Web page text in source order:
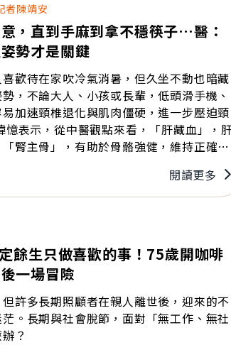
者陳靖安
，直到手麻到拿不穩筷子…醫：
勢才是關鍵
歡待在家吹冷氣消暑，但久坐不動也暗藏
，不論大人、小孩或長輩，低頭滑手機、
加速頸椎退化與肌肉僵硬，進一步壓迫頸
腎主骨」，有助於骨骼強健，維持正確姿
運行不暢，進而出現「不通則痛」的上肢痹
閱讀更多
餘生只做喜歡的事！75歲開咖啡
一場冒險
許多長期照顧者在親人離世後，迎來的不
。長期與社會脫節，面對「無工作、無社
？